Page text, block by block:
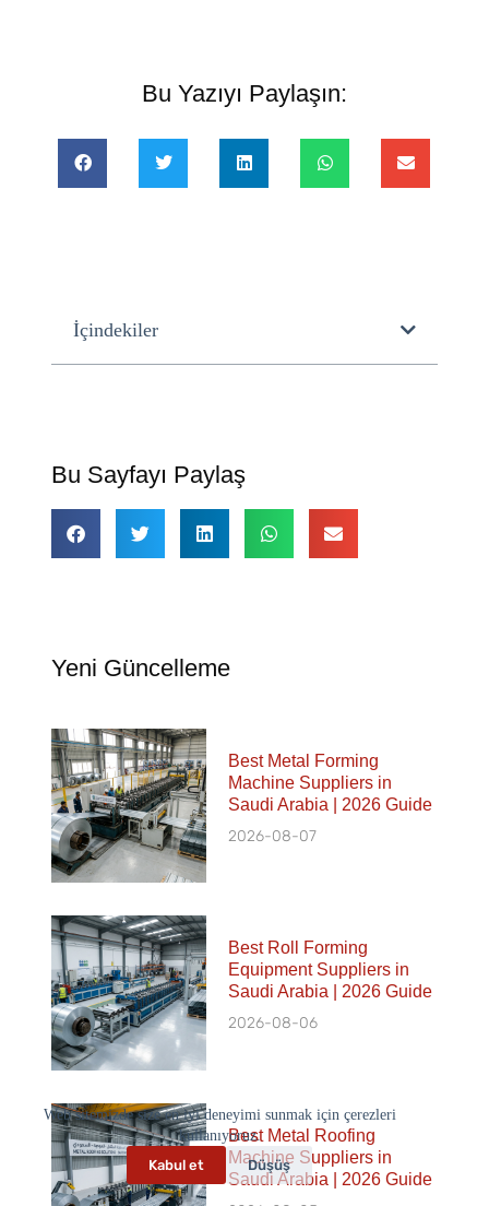
Web sitemizde size en iyi deneyimi sunmak için çerezleri
kullanıyoruz.
Kabul et
Düşüş
Bu Yazıyı Paylaşın:
İçindekiler
Bu Sayfayı Paylaş
Yeni Güncelleme
Best Metal Forming
Machine Suppliers in
Saudi Arabia | 2026 Guide
2026-08-07
Best Roll Forming
Equipment Suppliers in
Saudi Arabia | 2026 Guide
2026-08-06
Best Metal Roofing
Machine Suppliers in
Saudi Arabia | 2026 Guide